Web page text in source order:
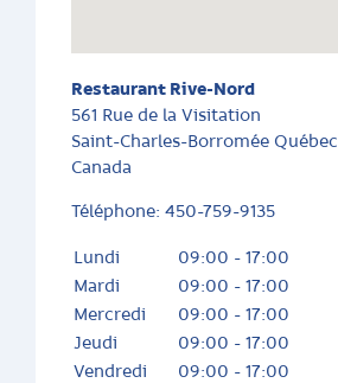
Restaurant Rive-Nord
561 Rue de la Visitation
Saint-Charles-Borromée Québec
Canada
Téléphone: 450-759-9135
Lundi
09:00 - 17:00
Mardi
09:00 - 17:00
Mercredi
09:00 - 17:00
Jeudi
09:00 - 17:00
Vendredi
09:00 - 17:00